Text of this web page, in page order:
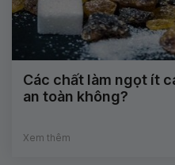
Các chất làm ngọt ít
an toàn không?
Xem thêm